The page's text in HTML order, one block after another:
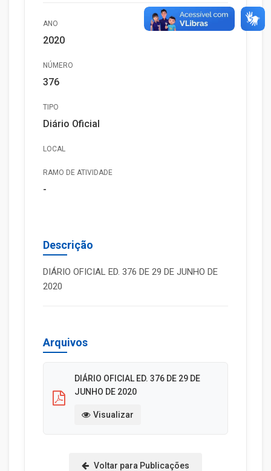
ANO
2020
NÚMERO
376
TIPO
Diário Oficial
LOCAL
RAMO DE ATIVIDADE
-
Descrição
DIÁRIO OFICIAL ED. 376 DE 29 DE JUNHO DE
2020
Arquivos
DIÁRIO OFICIAL ED. 376 DE 29 DE
JUNHO DE 2020
Visualizar
Voltar para Publicações